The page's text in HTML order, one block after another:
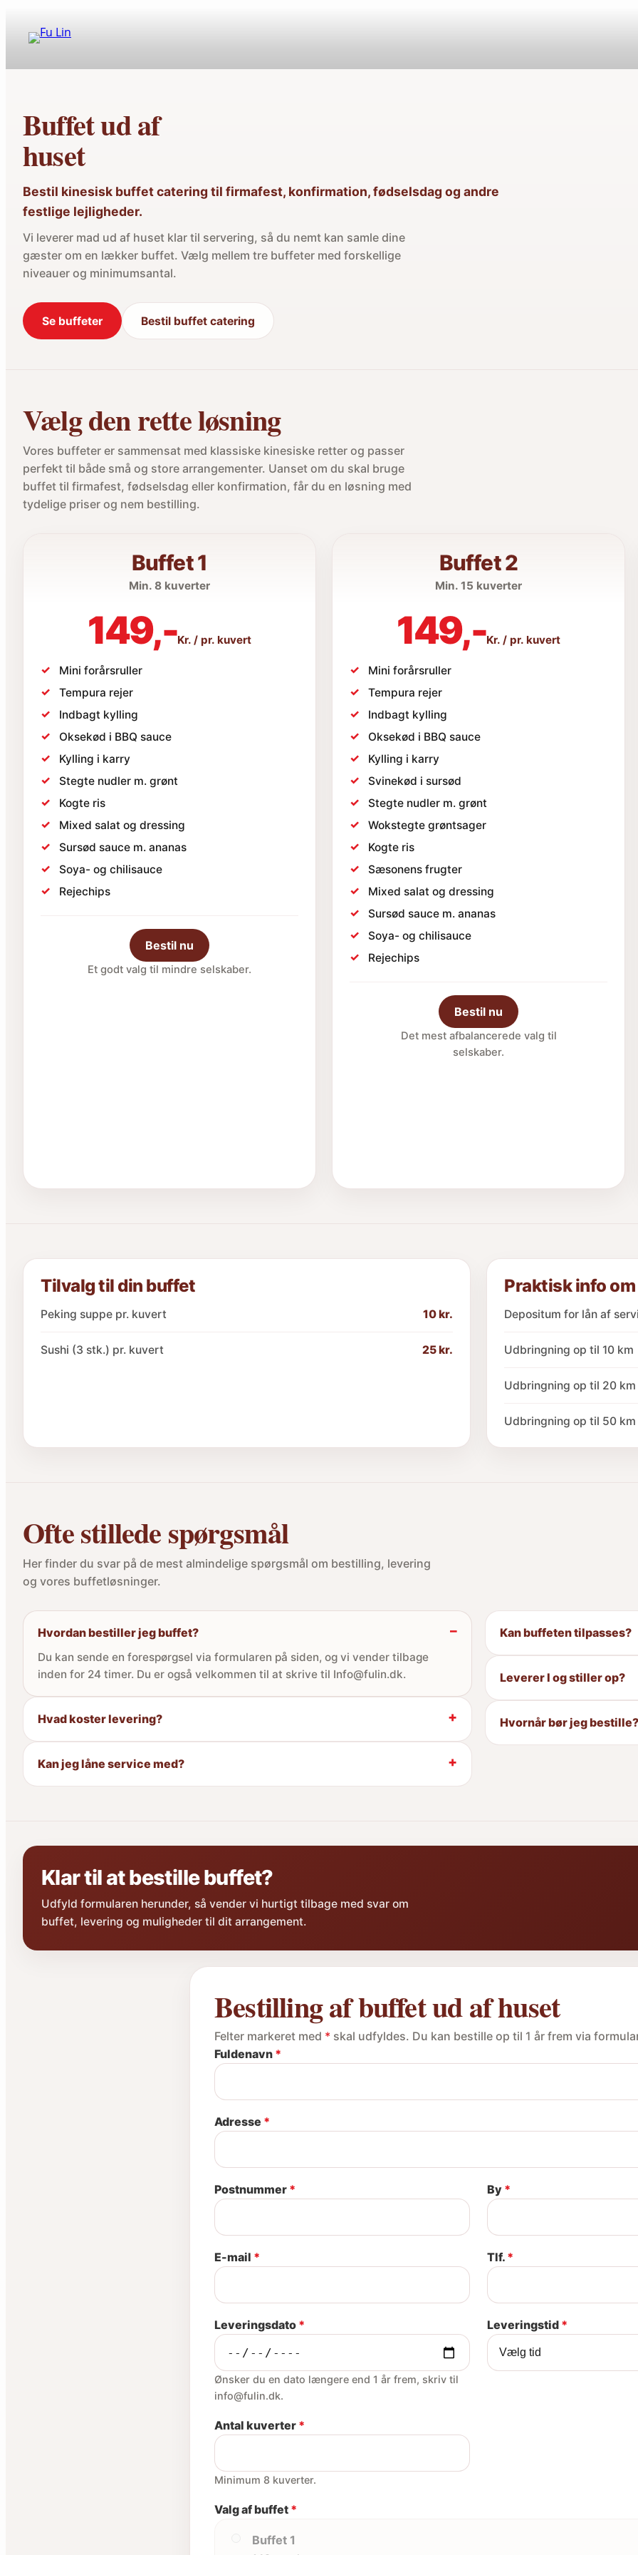
Buffet ud af
huset
Bestil kinesisk buffet catering til firmafest, konfirmation, fødselsdag og andre
festlige lejligheder.
Vi leverer mad ud af huset klar til servering, så du nemt kan samle dine
gæster om en lækker buffet. Vælg mellem tre buffeter med forskellige
niveauer og minimumsantal.
Se buffeter Bestil buffet catering
Vælg den rette løsning
Vores buffeter er sammensat med klassiske kinesiske retter og passer
perfekt til både små og store arrangementer. Uanset om du skal bruge
buffet til firmafest, fødselsdag eller konfirmation, får du en løsning med
tydelige priser og nem bestilling.
Buffet 1
Min. 8 kuverter
149,-Kr. / pr. kuvert
✓
Mini forårsruller
✓
Tempura rejer
✓
Indbagt kylling
✓
Oksekød i BBQ sauce
✓
Kylling i karry
✓
Stegte nudler m. grønt
✓
Kogte ris
✓
Mixed salat og dressing
✓
Sursød sauce m. ananas
✓
Soya- og chilisauce
✓
Rejechips
Bestil nu
Et godt valg til mindre selskaber.
Buffet 2
Min. 15 kuverter
149,-Kr. / pr. kuvert
✓
Mini forårsruller
✓
Tempura rejer
✓
Indbagt kylling
✓
Oksekød i BBQ sauce
✓
Kylling i karry
✓
Svinekød i sursød
✓
Stegte nudler m. grønt
✓
Wokstegte grøntsager
✓
Kogte ris
✓
Sæsonens frugter
✓
Mixed salat og dressing
✓
Sursød sauce m. ananas
✓
Soya- og chilisauce
✓
Rejechips
Bestil nu
Det mest afbalancerede valg til
selskaber.
Tilvalg til din buffet
Peking suppe pr. kuvert 10 kr.
Sushi (3 stk.) pr. kuvert 25 kr.
Praktisk info
Depositum for lån af
Udbringning op til 10 km
Udbringning op til 20 km
Udbringning op til 50 km
Ofte stillede spørgsmål
Her finder du svar på de mest almindelige spørgsmål om bestilling, levering
og vores buffetløsninger.
Hvordan bestiller jeg buffet?
Du kan sende en forespørgsel via formularen på siden, og vi vender tilbage
inden for 24 timer. Du er også velkommen til at skrive til Info@fulin.dk.
Hvad koster levering?
Kan jeg låne service med?
Kan buffeten tilpasses?
Leverer I og stiller op?
Hvornår bør jeg bestille?
Klar til at bestille buffet?
Udfyld formularen herunder, så vender vi hurtigt tilbage med svar om
buffet, levering og muligheder til dit arrangement.
Bestilling af buffet ud af huset
Felter markeret med * skal udfyldes. Du kan bestille op til 1 år frem via
Fuldenavn *
Adresse *
Postnummer * By *
E-mail * Tlf. *
Leveringsdato *
Ønsker du en dato længere end 1 år frem, skriv til
info@fulin.dk.
Leveringstid *
Antal kuverter *
Minimum 8 kuverter.
Valg af buffet *
Buffet 1